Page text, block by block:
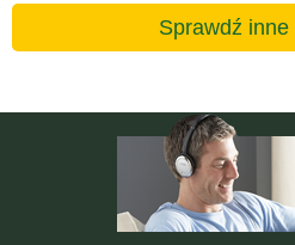
Sprawdź inne